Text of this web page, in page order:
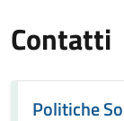
Contatti
Politiche